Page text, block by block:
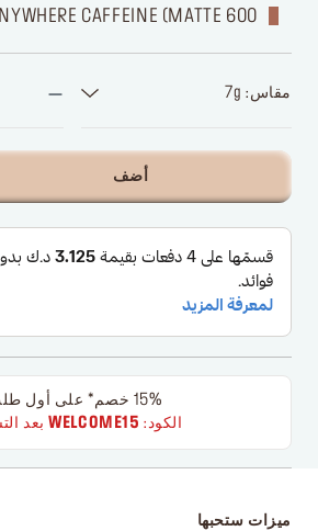
600 ANYWHERE CAFFEINE (MATTE)
مقاس: 7g
أضف
15% خصم* على أول طلب!
الكود: WELCOME15بعد
ميزات ستحبها